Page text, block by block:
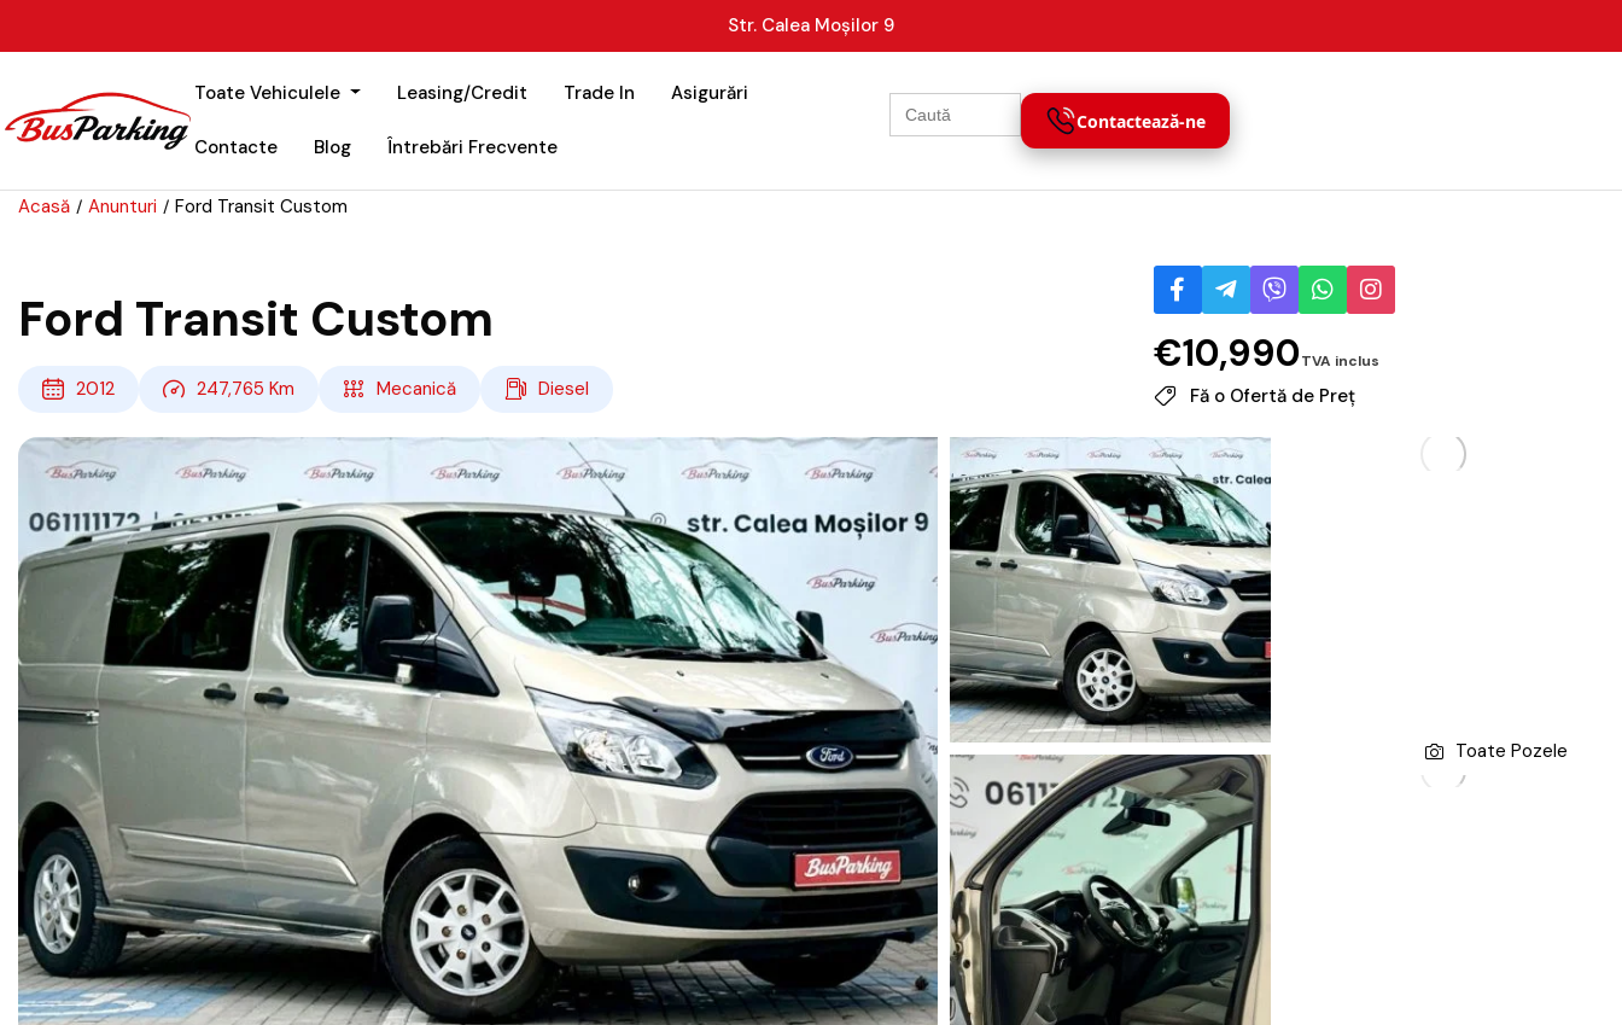
Str. Calea Moșilor 9
Toate Vehiculele Leasing/Credit Trade In Asigurări
Contacte Blog Întrebări Frecvente
Contactează-ne
Search
for:
Acasă Anunturi Ford Transit Custom
Ford Transit Custom
2012 247,765 Km Mecanică Diesel
€10,990
Fă o Ofertă de Preț
Toate Pozele